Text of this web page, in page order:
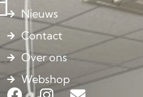
Nieuws
Contact
Over ons
Webshop